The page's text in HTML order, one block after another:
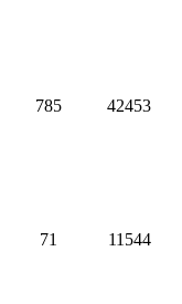
785 42453
71 11544